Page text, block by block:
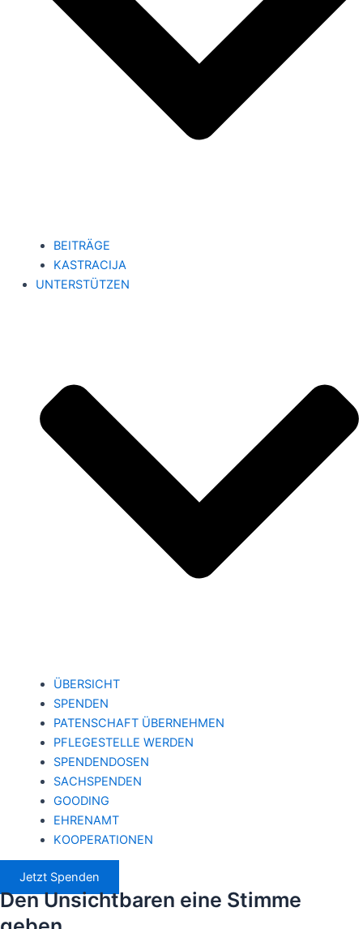
BEITRÄGE
KASTRACIJA
UNTERSTÜTZEN
ÜBERSICHT
SPENDEN
PATENSCHAFT ÜBERNEHMEN
PFLEGESTELLE WERDEN
SPENDENDOSEN
SACHSPENDEN
GOODING
EHRENAMT
KOOPERATIONEN
Jetzt Spenden
Den Unsichtbaren eine Stimme